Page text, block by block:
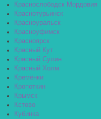
Краснослободск Мордовия
Краснотурьинск
Красноуральск
Красноуфимск
Красноярск
Красный Кут
Красный Сулин
Красный Холм
Кремёнки
Кропоткин
Крымск
Кстово
Кубинка